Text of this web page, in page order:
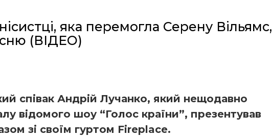
яка перемогла Серену Вільямс,
(ВІДЕО)
співак Андрій Лучанко, який нещодавно
відомого шоу “Голос країни”, презентував
зі своїм гуртом Fireplace.